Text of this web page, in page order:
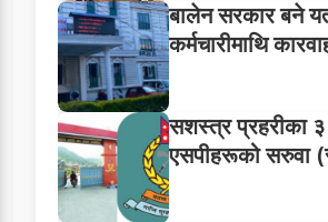
बालेन सरकार बने
कर्मचारीमाथि
सशस्त्र प्रहरीका
एसपीहरूको सरुवा